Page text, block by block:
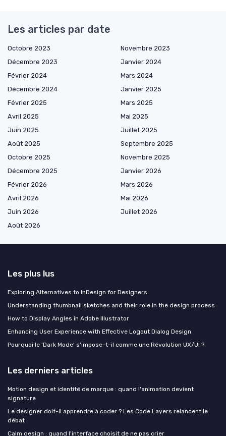
Les articles par date
Octobre 2023
Novembre 2023
Décembre 2023
Janvier 2024
Février 2024
Mars 2024
Décembre 2024
Janvier 2025
Février 2025
Mars 2025
Avril 2025
Mai 2025
Juin 2025
Juillet 2025
Août 2025
Septembre 2025
Octobre 2025
Novembre 2025
Décembre 2025
Janvier 2026
Février 2026
Mars 2026
Avril 2026
Mai 2026
Juin 2026
Juillet 2026
Août 2026
Les plus lus
Exploring Alternatives to InDesign for Designers
Understanding thumbnail sketches and their role in the design process
How to Display Angles in Adobe Illustrator
Enhancing User Experience with Effective Logout Dialog Design
Pourquoi le 'Dark Mode' s'impose-t-il comme une Révolution UX/UI ?
Les derniers articles
Motion design et identité de marque : quand l'animation devient
signature
Le designer doit-il apprendre à coder ? Les Code Layers relancent le
débat
Calm design : quand l'interface choisit de ne pas crier